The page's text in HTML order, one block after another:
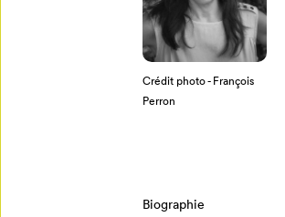
Crédit photo - François
Perron
Biographie
Créer un
profil